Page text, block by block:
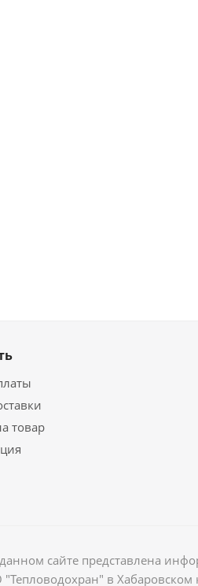
товар
сайте представлена
в